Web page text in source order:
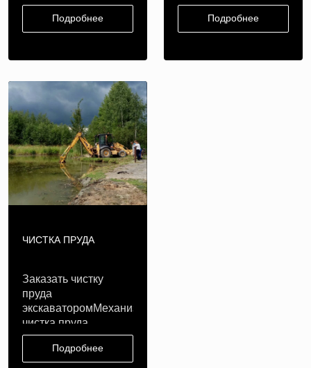
каналов ..
Подробнее
протяжении 6 лет
оказывает в ..
Подробнее
ЧИСТКА ПРУДА
Заказать чистку
пруда
экскаваторомМеханизированная
чистка пруда
экскаватором— сл..
Подробнее